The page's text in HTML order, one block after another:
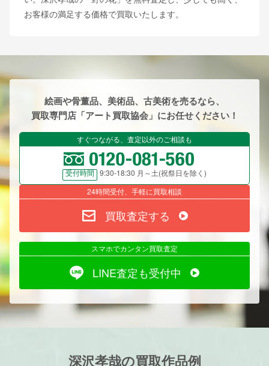
お客様の満足する価格で買取いたします。
絵画や骨董品、美術品、古美術を売るなら、
買取専門店「アート買取協会」にお任せください！
すぐつながる、査定以外のご相談も
受付時間
9:30-18:30 月～土(祝祭日を除く)
24時間受付、手軽に買取相談
買取査定する
スマホでカンタン買取査定
LINE査定も受付中
深沢孝哉の買取作品例